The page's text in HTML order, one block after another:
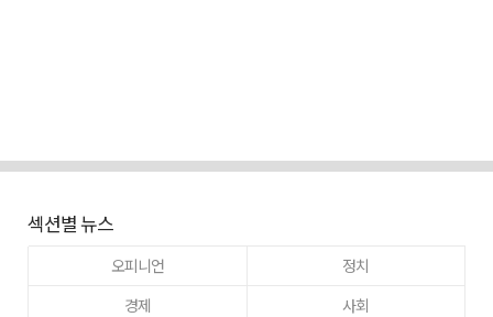
섹션별 뉴스
오피니언
정치
경제
사회